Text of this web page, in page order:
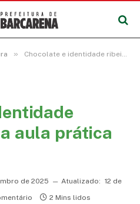
» Chocolate e identidade ribeirinha: uma aula prática na floresta
aula prática
de 2025 Atualizado: 12 de
2 Mins lidos